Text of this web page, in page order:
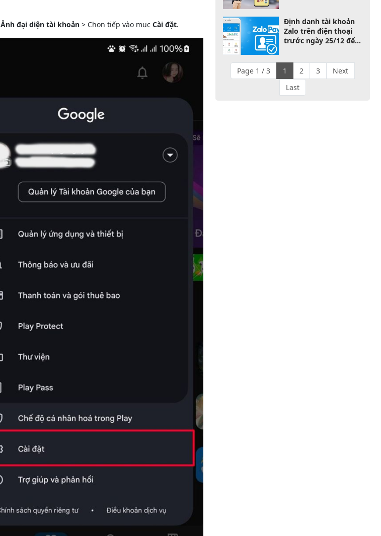
Ảnh đại diện tài khoản > Chọn tiếp vào mục Cài đặt.
Định danh tài khoản
Zalo trên điện thoại
trước ngày 25/12 để
khoá
Page 1 / 3 1 2 3
Next
Last